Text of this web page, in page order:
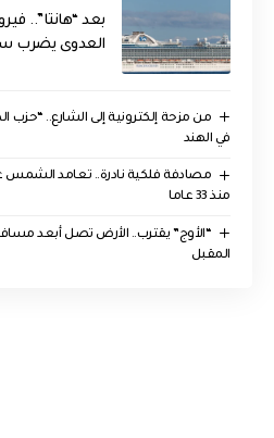
بعد “هانتا”..
العدوى يضرب
من مزحة إلكترونية إلى الشارع.. “حزب
في الهند
مصادفة فلكية نادرة.. تعامد الشمس
منذ 33 عاما
المقبل